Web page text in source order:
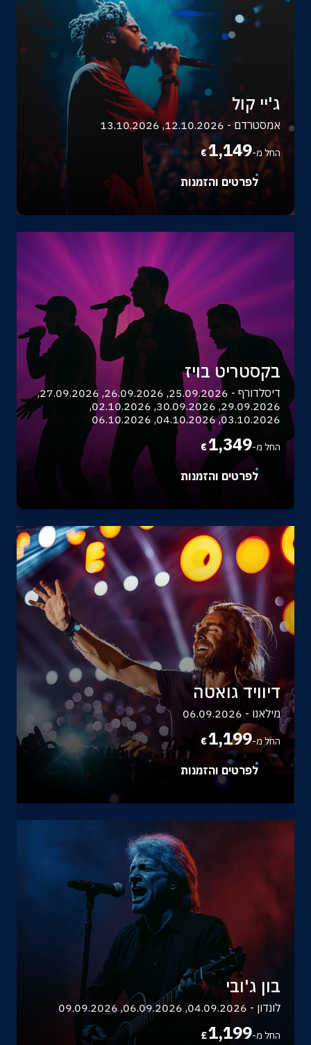
ג'יי קול
אמסטרדם - 12.10.2026, 13.10.2026
החל מ-1,149
€
לפרטים והזמנות
בקסטריט בויז
דיסלדורף - 25.09.2026, 26.09.2026, 27.09.2026,
29.09.2026, 30.09.2026, 02.10.2026,
03.10.2026, 04.10.2026, 06.10.2026
החל מ-1,349
€
לפרטים והזמנות
דיוויד גואטה
מילאנו - 06.09.2026
החל מ-1,199
€
לפרטים והזמנות
בון ג'ובי
לונדון - 04.09.2026, 06.09.2026, 09.09.2026
החל מ-1,199
£